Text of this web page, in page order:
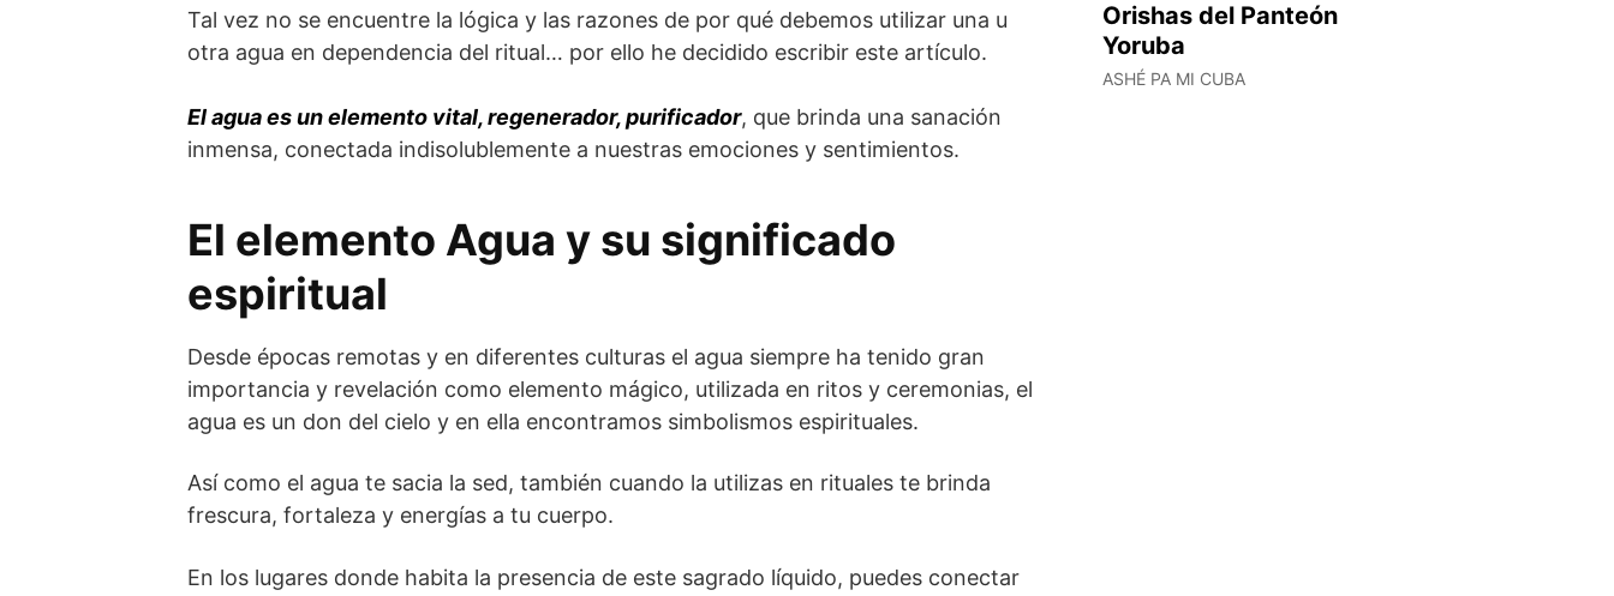
Tal vez no se encuentre la lógica y las razones de por qué debemos utilizar una u
otra agua en dependencia del ritual… por ello he decidido escribir este artículo.
El agua es un elemento vital, regenerador, purificador, que brinda una sanación
inmensa, conectada indisolublemente a nuestras emociones y sentimientos.
El elemento Agua y su significado
espiritual
Desde épocas remotas y en diferentes culturas el agua siempre ha tenido gran
importancia y revelación como elemento mágico, utilizada en ritos y ceremonias, el
agua es un don del cielo y en ella encontramos simbolismos espirituales.
Así como el agua te sacia la sed, también cuando la utilizas en rituales te brinda
frescura, fortaleza y energías a tu cuerpo.
En los lugares donde habita la presencia de este sagrado líquido, puedes conectar
Orishas del Panteón
Yoruba
ASHÉ PA MI CUBA